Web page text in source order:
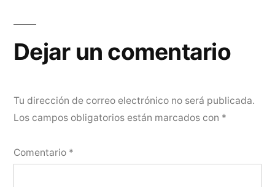
Dejar un comentario
Tu dirección de correo electrónico no será publicada.
Los campos obligatorios están marcados con *
Comentario *